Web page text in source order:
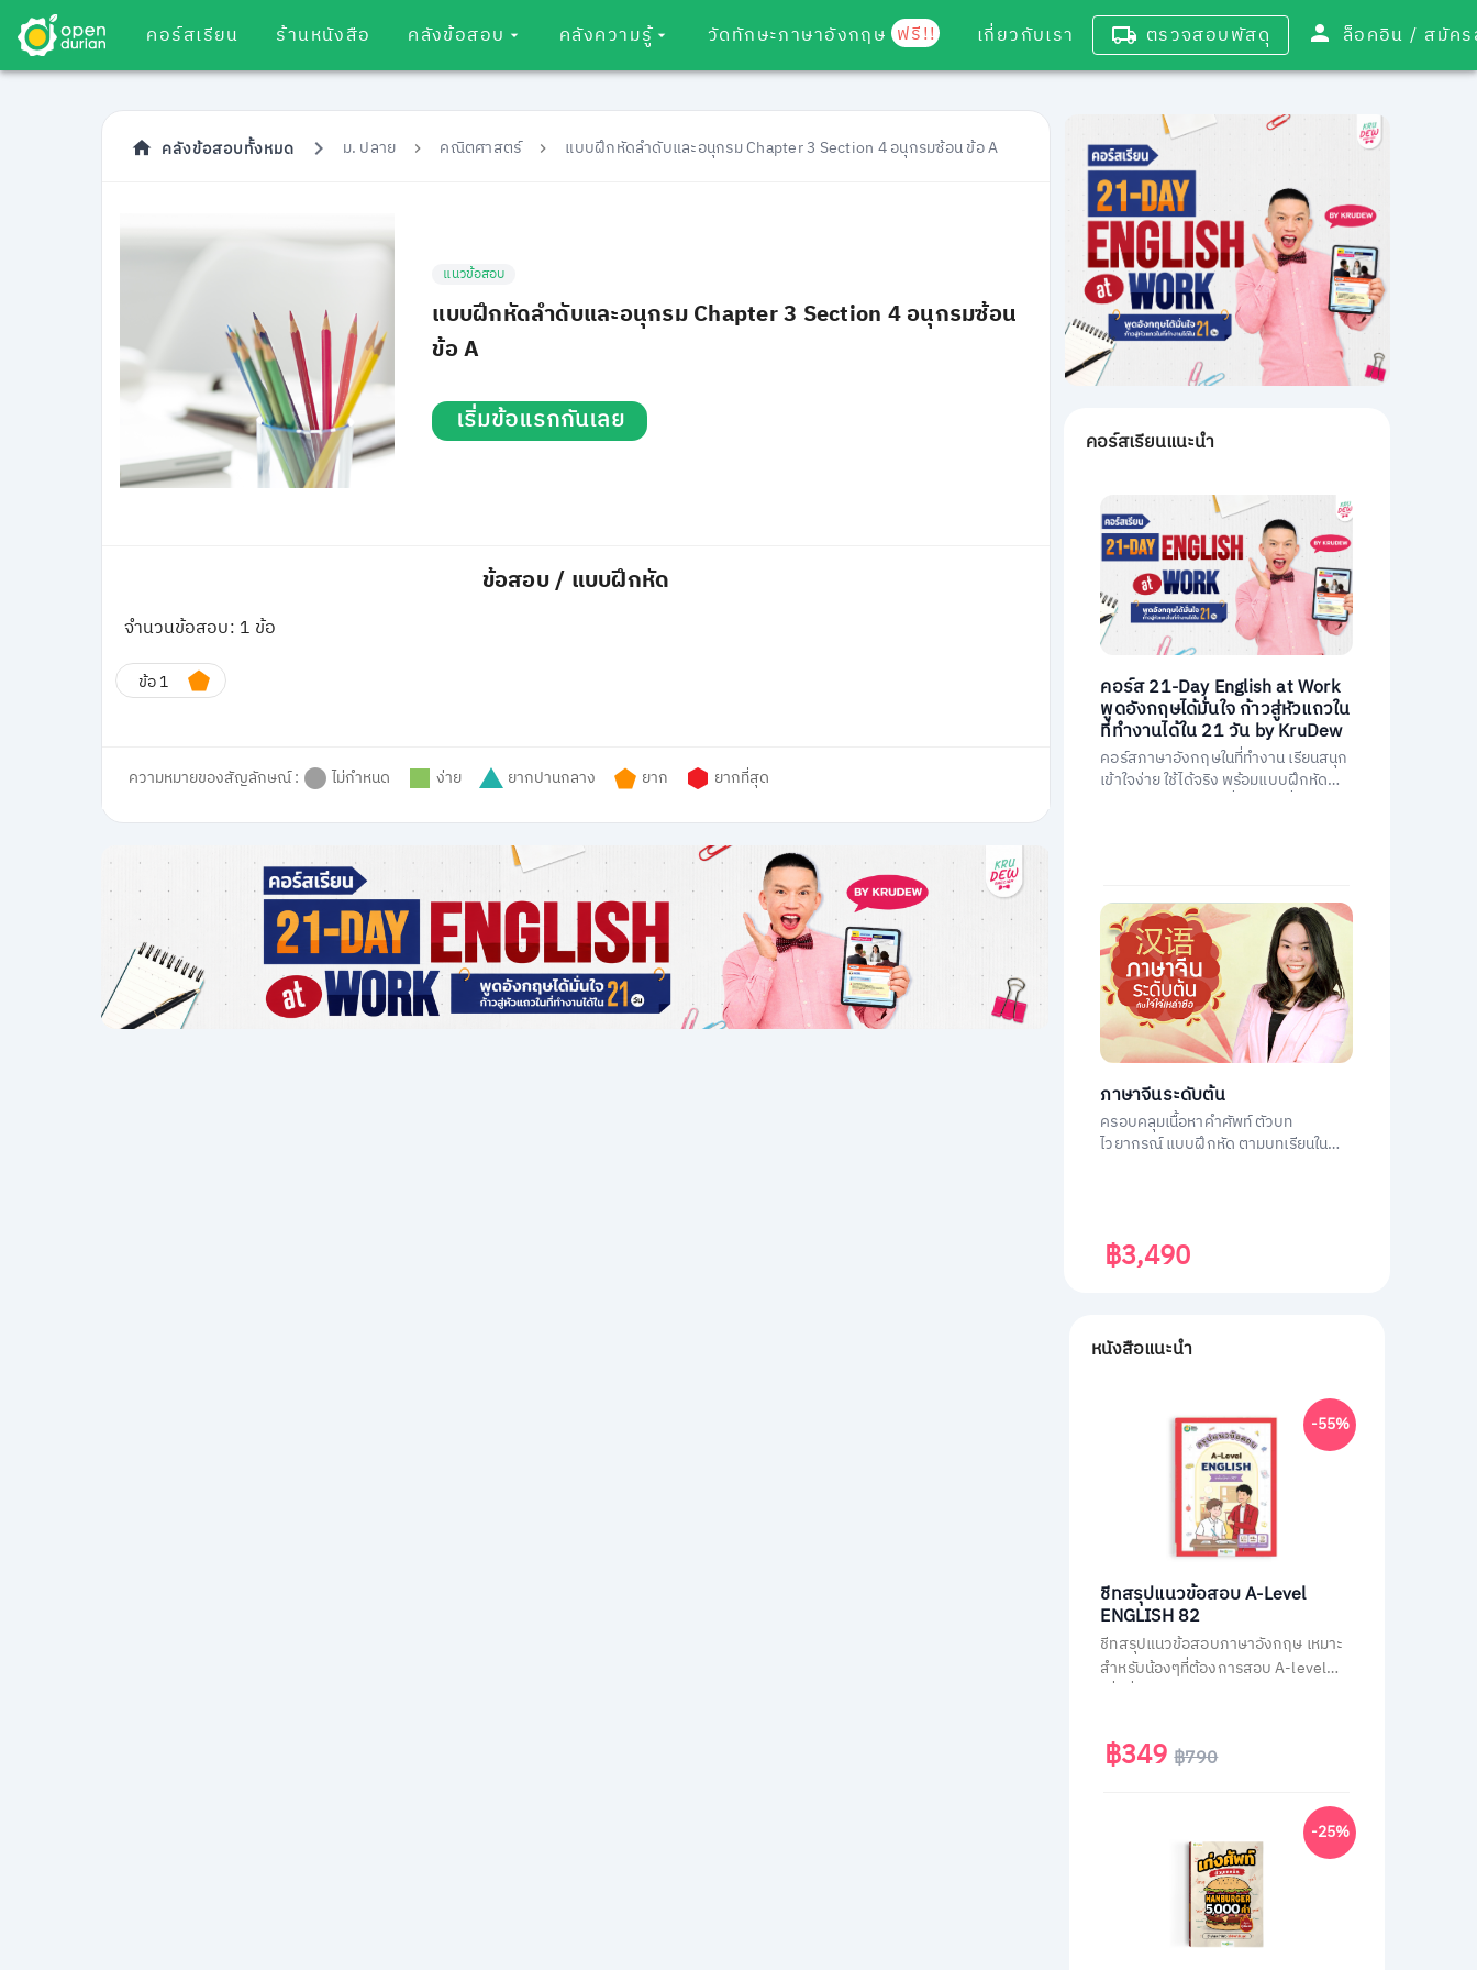
คอร์สเรียน ร้านหนังสือ คลังข้อสอบ คลังความรู้ วัดทักษะภาษาอังกฤษ ฟรี!! เกี่ยวกับเรา ตรวจสอบพัสดุ ล็อคอิน /
คลังข้อสอบทั้งหมด ม. ปลาย คณิตศาสตร์ แบบฝึกหัดลำดับและอนุกรม Chapter 3 Section 4 อนุกรมซ้อน ข้อ A
แนวข้อสอบ
แบบฝึกหัดลำดับและอนุกรม Chapter 3 Section 4 อนุกรมซ้อน
ข้อ A
เริ่มข้อแรกกันเลย
ข้อสอบ / แบบฝึกหัด
จำนวนข้อสอบ: 1 ข้อ
ข้อ 1
ความหมายของสัญลักษณ์ : ไม่กำหนด ง่าย ยากปานกลาง ยาก ยากที่สุด
คอร์สเรียนแนะนำ
คอร์ส 21-Day English at Work
พูดอังกฤษได้มั่นใจ ก้าวสู่หัวแถวใน
ที่ทำงานได้ใน 21 วัน by KruDew
คอร์สภาษาอังกฤษในที่ทำงาน เรียนสนุก
เข้าใจง่าย ใช้ได้จริง พร้อมแบบฝึกหัดนำ
ภาษาจีนระดับต้น
ครอบคลุมเนื้อหาคำศัพท์ ตัวบท
ไวยากรณ์ แบบฝึกหัด ตามบทเรียนใน
฿3,490
หนังสือแนะนำ
ชีทสรุปแนวข้อสอบ A-Level
ENGLISH 82
ชีทสรุปแนวข้อสอบภาษาอังกฤษ เหมาะ
สำหรับน้องๆที่ต้องการสอบ A-level
ฐานก็เข้าใจเองได้ง่ายๆ ใน 30 วัน
-55%
฿349฿790
-25%